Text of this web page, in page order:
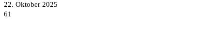
22. Oktober 2025
61